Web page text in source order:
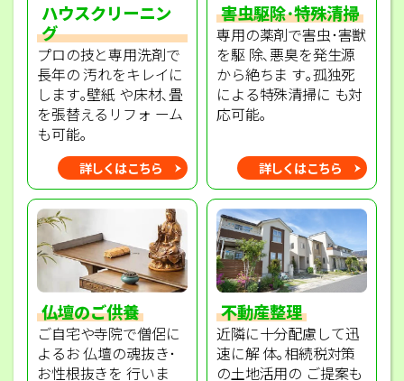
ハウスクリーニン
グ
プロの技と専用洗剤で
長年の 汚れをキレイに
します｡壁紙 や床材､畳
を張替えるリフォ ーム
も可能｡
詳しくはこちら
害虫駆除･特殊清掃
専用の薬剤で害虫･害獣
を駆 除､悪臭を発生源
から絶ちま す｡孤独死
による特殊清掃に も対
応可能｡
詳しくはこちら
仏壇のご供養
ご自宅や寺院で僧侶に
よるお 仏壇の魂抜き･
お性根抜きを 行いま
不動産整理
近隣に十分配慮して迅
速に解 体｡相続税対策
の土地活用の ご提案も